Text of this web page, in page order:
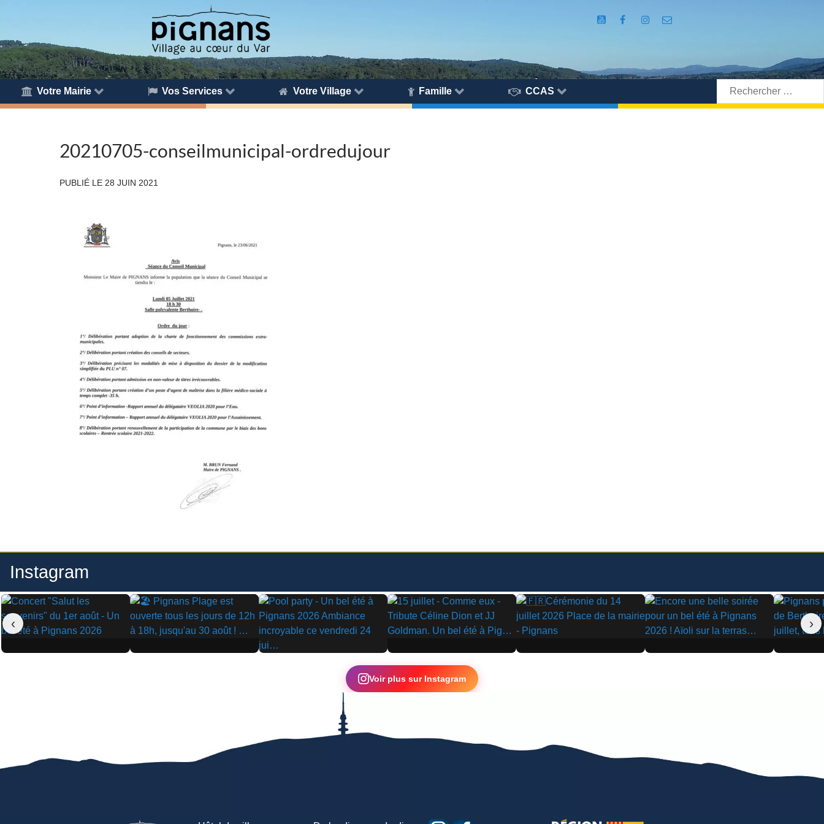
Votre Mairie Vos Services Votre Village Famille CCAS
Rechercher:
20210705-conseilmunicipal-ordredujour
PUBLIÉ LE 28 JUIN 2021
Instagram
▶ ▶
▶
▶ ▶ ▶ ▶
‹ ›
Voir plus sur Instagram